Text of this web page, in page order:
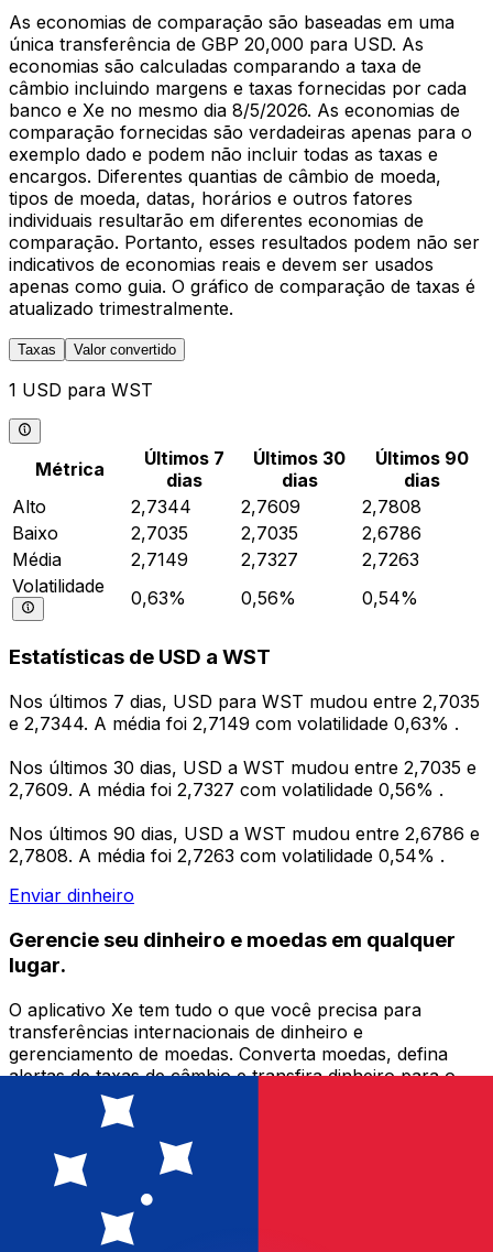
As economias de comparação são baseadas em uma
única transferência de GBP 20,000 para USD. As
economias são calculadas comparando a taxa de
câmbio incluindo margens e taxas fornecidas por cada
banco e Xe no mesmo dia 8/5/2026. As economias de
comparação fornecidas são verdadeiras apenas para o
exemplo dado e podem não incluir todas as taxas e
encargos. Diferentes quantias de câmbio de moeda,
tipos de moeda, datas, horários e outros fatores
individuais resultarão em diferentes economias de
comparação. Portanto, esses resultados podem não ser
indicativos de economias reais e devem ser usados
apenas como guia. O gráfico de comparação de taxas é
atualizado trimestralmente.
Taxas Valor convertido
1 USD para WST
Métrica
Últimos 7
dias
Últimos 30
dias
Últimos 90
dias
Alto
2,7344 2,7609
2,7808
Baixo
2,7035 2,7035
2,6786
Média
2,7149 2,7327
2,7263
Volatilidade
0,63% 0,56% 0,54%
Estatísticas de USD a WST
Nos últimos 7 dias, USD para WST mudou entre 2,7035
e 2,7344. A média foi 2,7149 com volatilidade 0,63% .
Nos últimos 30 dias, USD a WST mudou entre 2,7035 e
2,7609. A média foi 2,7327 com volatilidade 0,56% .
Nos últimos 90 dias, USD a WST mudou entre 2,6786 e
2,7808. A média foi 2,7263 com volatilidade 0,54% .
Enviar dinheiro
Gerencie seu dinheiro e moedas em qualquer
lugar.
O aplicativo Xe tem tudo o que você precisa para
transferências internacionais de dinheiro e
gerenciamento de moedas. Converta moedas, defina
alertas de taxas de câmbio e transfira dinheiro para o
exterior sem taxas ocultas. Baixe hoje mesmo!